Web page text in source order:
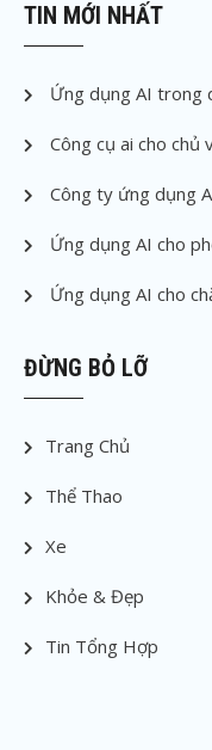
TIN MỚI NHẤT
Ứng dụng AI trong
Công cụ ai cho chủ
Công ty ứng dụng
Ứng dụng AI cho
Ứng dụng AI cho
ĐỪNG BỎ LỠ
Trang Chủ
Thể Thao
Xe
Khỏe & Đẹp
Tin Tổng Hợp